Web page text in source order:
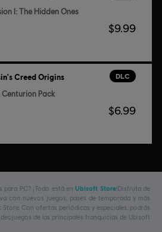
I: The Hidden Ones
$9.99
DLC
Creed Origins
Centurion Pack
$6.99
para PC? ¡Todo está enUbisoft Store!Disfruta de
con nuevos juegos, pases de temporada y más
Store. Con ofertas periódicas y especiales, podrás
de las principales franquicias de Ubisoft